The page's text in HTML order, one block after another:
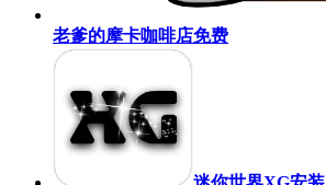
老爹的摩卡咖啡店免费